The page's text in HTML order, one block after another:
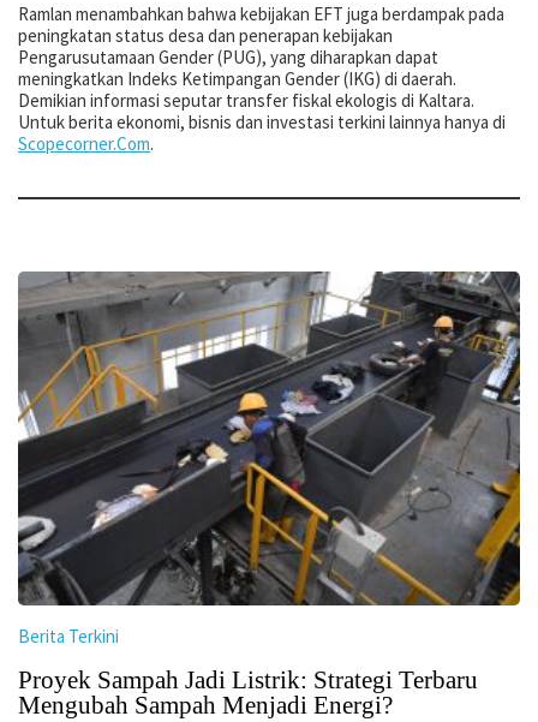
Ramlan menambahkan bahwa kebijakan EFT juga berdampak pada
peningkatan status desa dan penerapan kebijakan
Pengarusutamaan Gender (PUG), yang diharapkan dapat
meningkatkan Indeks Ketimpangan Gender (IKG) di daerah.
Demikian informasi seputar transfer fiskal ekologis di Kaltara.
Untuk berita ekonomi, bisnis dan investasi terkini lainnya hanya di
Scopecorner.Com.
Berita Terkini
Proyek Sampah Jadi Listrik: Strategi Terbaru
Mengubah Sampah Menjadi Energi?